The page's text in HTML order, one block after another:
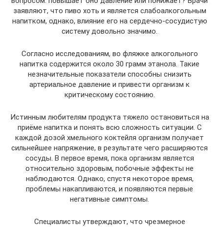
заявляют, что пиво хоть и является слабоалкогольным
напитком, однако, влияние его на сердечно-сосудистую
систему довольно значимо.
Согласно исследованиям, во фляжке алкогольного
напитка содержится около 30 грамм этанола. Такие
незначительные показатели способны снизить
артериальное давление и привести организм к
критическому состоянию.
Истинным любителям продукта тяжело остановиться на
приёме напитка и понять всю сложность ситуации. С
каждой дозой хмельного коктейля организм получает
сильнейшее напряжение, в результате чего расширяются
сосуды. В первое время, пока организм является
относительно здоровым, побочные эффекты не
наблюдаются. Однако, спустя некоторое время,
проблемы накапливаются, и появляются первые
негативные симптомы.
Специалисты утверждают, что чрезмерное